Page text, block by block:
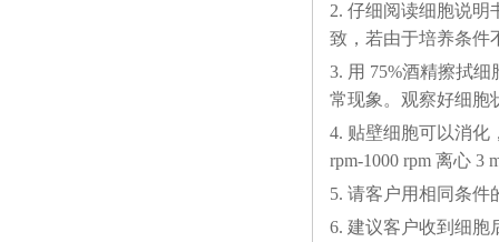
2. 仔细阅读细胞说
致，若由于培养条件
3. 用 75%酒精擦拭
常现象。观察好细胞
4. 贴壁细胞可以消化
rpm-1000 rpm 离心
5. 请客户用相同条件
6. 建议客户收到细胞